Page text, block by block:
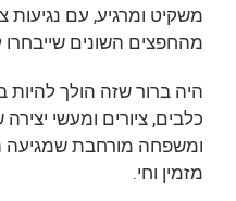
משקיט ומרגיע, עם נגיעות
מהחפצים השונים
היה ברור שזה הולך
כלבים, ציורים ומעשי
ומשפחה מורחבת שמגיעה
מזמין וחי.